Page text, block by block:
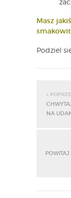
Masz
Podziel
«
NA